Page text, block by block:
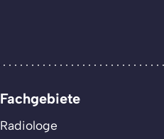
Fachgebiete
Radiologe